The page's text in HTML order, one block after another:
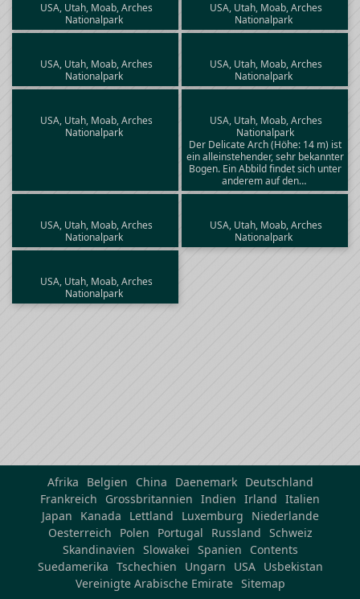
USA, Utah, Moab, Arches
Nationalpark
USA, Utah, Moab, Arches
Nationalpark
USA, Utah, Moab, Arches
Nationalpark
USA, Utah, Moab, Arches
Nationalpark
USA, Utah, Moab, Arches
Nationalpark
USA, Utah, Moab, Arches
Nationalpark
Der Delicate Arch (Höhe: 14 m) ist
ein alleinstehender, sehr bekannter
Bogen. Ein Abbild findet sich unter
anderem auf den…
USA, Utah, Moab, Arches
Nationalpark
USA, Utah, Moab, Arches
Nationalpark
USA, Utah, Moab, Arches
Nationalpark
Afrika Belgien China Daenemark
Deutschland
Frankreich
Grossbritannien Indien Irland Italien
Japan
Kanada Lettland Luxemburg
Niederlande
Oesterreich
Polen Portugal Russland Schweiz
Skandinavien Slowakei Spanien
Contents
Suedamerika Tschechien Ungarn USA
Usbekistan
Vereinigte Arabische Emirate Sitemap